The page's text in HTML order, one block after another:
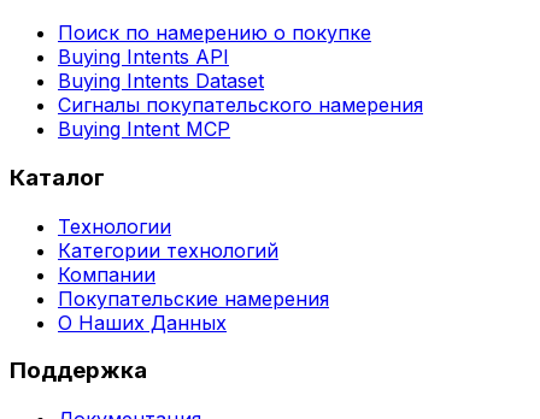
Поиск по намерению о покупке
Buying Intents API
Buying Intents Dataset
Сигналы покупательского намерения
Buying Intent MCP
Каталог
Технологии
Категории технологий
Компании
Покупательские намерения
О Наших Данных
Поддержка